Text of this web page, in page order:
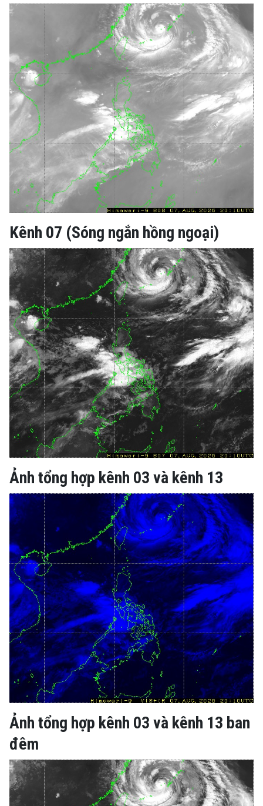
Kênh 07 (Sóng ngắn hồng ngoại)
Ảnh tổng hợp kênh 03 và kênh 13
Ảnh tổng hợp kênh 03 và kênh 13 ban
đêm